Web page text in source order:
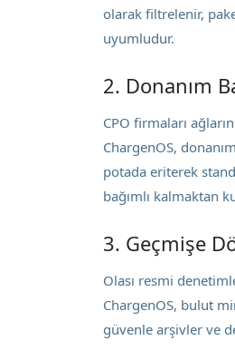
olarak filtrelenir,
uyumludur.
2. Donanım
CPO firmaları
ChargenOS,
potada eriterek
bağımlı kalmaktan
3. Geçmişe
Olası resmi
ChargenOS, bulut
güvenle arşivler ve